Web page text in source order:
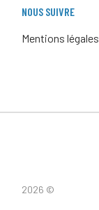
NOUS SUIVRE
Mentions légales
2026 ©